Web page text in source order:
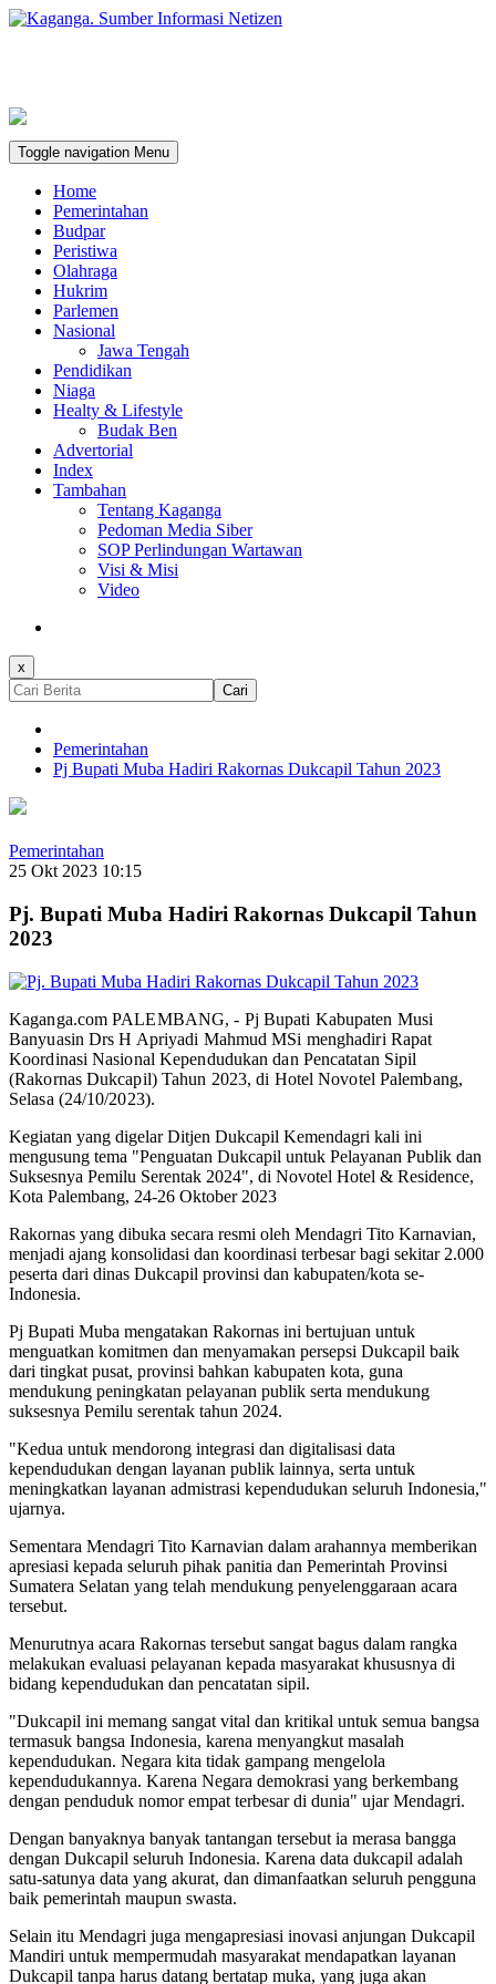
Toggle navigation Menu
Home
Pemerintahan
Budpar
Peristiwa
Olahraga
Hukrim
Parlemen
Nasional
Jawa Tengah
Pendidikan
Niaga
Healty & Lifestyle
Budak Ben
Advertorial
Index
Tambahan
Tentang Kaganga
Pedoman Media Siber
SOP Perlindungan Wartawan
Visi & Misi
Video
x
Cari
Pemerintahan
Pj Bupati Muba Hadiri Rakornas Dukcapil Tahun 2023
Pemerintahan
25 Okt 2023 10:15
Pj. Bupati Muba Hadiri Rakornas Dukcapil Tahun
2023
Kaganga.com PALEMBANG, - Pj Bupati Kabupaten Musi
Banyuasin Drs H Apriyadi Mahmud MSi menghadiri Rapat
Koordinasi Nasional Kependudukan dan Pencatatan Sipil
(Rakornas Dukcapil) Tahun 2023, di Hotel Novotel Palembang,
Selasa (24/10/2023).
Kegiatan yang digelar Ditjen Dukcapil Kemendagri kali ini
mengusung tema "Penguatan Dukcapil untuk Pelayanan Publik dan
Suksesnya Pemilu Serentak 2024", di Novotel Hotel & Residence,
Kota Palembang, 24-26 Oktober 2023
Rakornas yang dibuka secara resmi oleh Mendagri Tito Karnavian,
menjadi ajang konsolidasi dan koordinasi terbesar bagi sekitar 2.000
peserta dari dinas Dukcapil provinsi dan kabupaten/kota se-
Indonesia.
Pj Bupati Muba mengatakan Rakornas ini bertujuan untuk
menguatkan komitmen dan menyamakan persepsi Dukcapil baik
dari tingkat pusat, provinsi bahkan kabupaten kota, guna
mendukung peningkatan pelayanan publik serta mendukung
suksesnya Pemilu serentak tahun 2024.
"Kedua untuk mendorong integrasi dan digitalisasi data
kependudukan dengan layanan publik lainnya, serta untuk
meningkatkan layanan admistrasi kependudukan seluruh Indonesia,"
ujarnya.
Sementara Mendagri Tito Karnavian dalam arahannya memberikan
apresiasi kepada seluruh pihak panitia dan Pemerintah Provinsi
Sumatera Selatan yang telah mendukung penyelenggaraan acara
tersebut.
Menurutnya acara Rakornas tersebut sangat bagus dalam rangka
melakukan evaluasi pelayanan kepada masyarakat khususnya di
bidang kependudukan dan pencatatan sipil.
"Dukcapil ini memang sangat vital dan kritikal untuk semua bangsa
termasuk bangsa Indonesia, karena menyangkut masalah
kependudukan. Negara kita tidak gampang mengelola
kependudukannya. Karena Negara demokrasi yang berkembang
dengan penduduk nomor empat terbesar di dunia" ujar Mendagri.
Dengan banyaknya banyak tantangan tersebut ia merasa bangga
dengan Dukcapil seluruh Indonesia. Karena data dukcapil adalah
satu-satunya data yang akurat, dan dimanfaatkan seluruh pengguna
baik pemerintah maupun swasta.
Selain itu Mendagri juga mengapresiasi inovasi anjungan Dukcapil
Mandiri untuk mempermudah masyarakat mendapatkan layanan
Dukcapil tanpa harus datang bertatap muka, yang juga akan